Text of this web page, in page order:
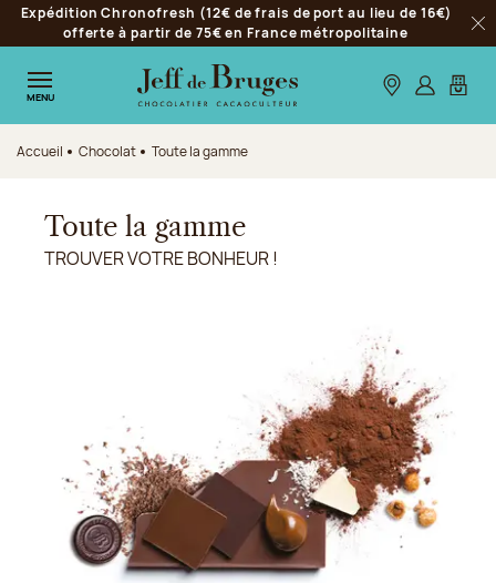
Aller à la navigation
Aller au contenu principal
Aller au pied de page
Expédition Chronofresh (12€ de frais de port au lieu de 16€)
offerte à partir de 75€ en France métropolitaine
MENU Nos boutiques
S’identifier
Mon
Accueil Chocolat Toute la gamme
Toute la gamme
TROUVER VOTRE BONHEUR !